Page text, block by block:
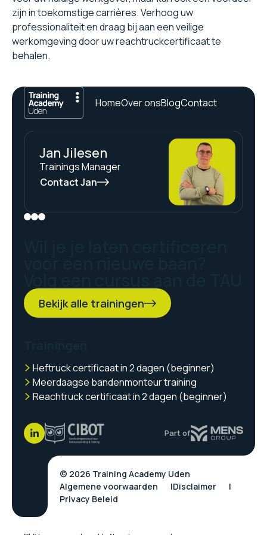
zijn in toekomstige carrières. Verhoog uw
professionaliteit en draag bij aan een veilige
werkomgeving door uw reachtruckcertificaat te
behalen.
HomeOver onsBlogContact
Jan Jilesen
Trainings Manager
Contact Jan
Bekijk alle trainingen
Heftruck certificaat in 2 dagen (beginner)
Meerdaagse bandenmonteur training
Reachtruck certificaat in 2 dagen (beginner)
Part of
© 2026 Training Academy Uden
Algemene voorwaarden
Disclaimer
Privacy Beleid